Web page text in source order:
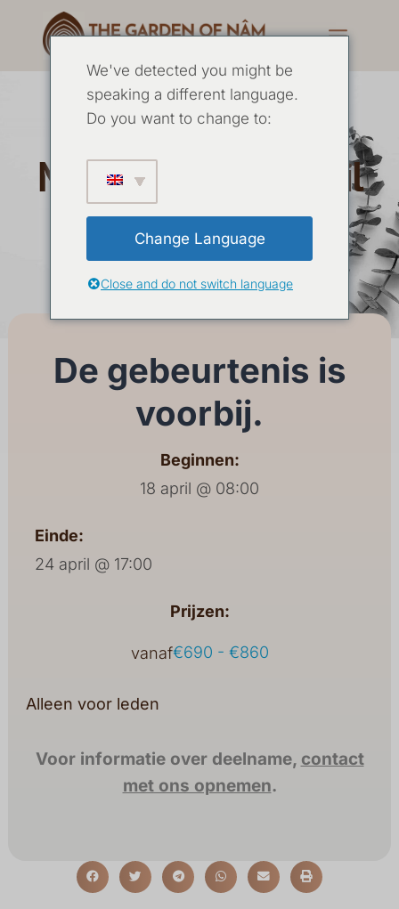
5 Daagse
Mannenretraite april
2026
18 APRIL-24 APRIL 2026
De gebeurtenis is
voorbij.
Beginnen:
18 april @ 08:00
Einde:
24 april @ 17:00
Prijzen:
vanaf€690 - €860
Alleen voor leden
Voor informatie over deelname, contact
met ons opnemen.
We've detected you might be
speaking a different language.
Do you want to change to:
Change Language
Close and do not switch language